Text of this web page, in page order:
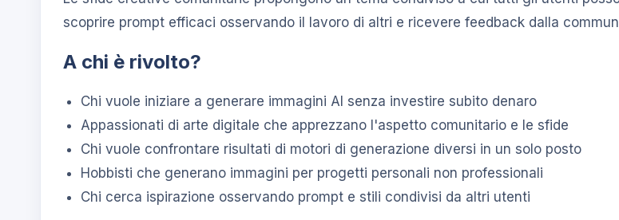
scoprire prompt efficaci osservando il lavoro di altri e ricevere feedback dalla
A chi è rivolto?
Chi vuole iniziare a generare immagini AI senza investire subito denaro
Appassionati di arte digitale che apprezzano l'aspetto comunitario e le sfide
Chi vuole confrontare risultati di motori di generazione diversi in un solo posto
Hobbisti che generano immagini per progetti personali non professionali
Chi cerca ispirazione osservando prompt e stili condivisi da altri utenti